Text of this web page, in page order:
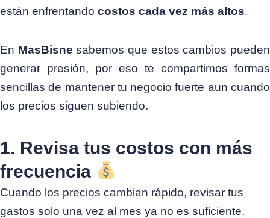
están enfrentando costos cada vez más altos.
En MasBisne sabemos que estos cambios pueden
generar presión, por eso te compartimos formas
sencillas de mantener tu negocio fuerte aun cuando
los precios siguen subiendo.
1. Revisa tus costos con más
frecuencia
Cuando los precios cambian rápido, revisar tus
gastos solo una vez al mes ya no es suficiente.